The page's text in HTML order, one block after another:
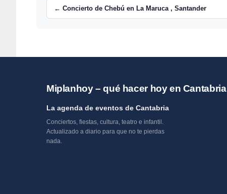
← Concierto de Chebú en La Maruca , Santander
Miplanhoy – qué hacer hoy en Cantabria
La agenda de eventos de Cantabria
Conciertos, fiestas, cultura, teatro e infantil.
Actualizado a diario para que no te pierdas
nada.